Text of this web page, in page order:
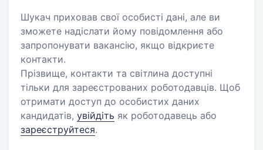
Шукач приховав свої особисті дані, але ви
зможете надіслати йому повідомлення або
запропонувати вакансію, якщо відкриєте
контакти.
Прізвище, контакти та світлина доступні
тільки для зареєстрованих роботодавців. Щоб
отримати доступ до особистих даних
кандидатів, увійдіть як роботодавець або
зареєструйтеся.